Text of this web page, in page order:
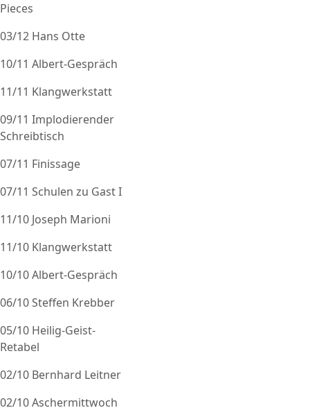
Pieces
03/12 Hans Otte
10/11 Albert-Gespräch
11/11 Klangwerkstatt
09/11 Implodierender
Schreibtisch
07/11 Finissage
07/11 Schulen zu Gast I
11/10 Joseph Marioni
11/10 Klangwerkstatt
10/10 Albert-Gespräch
06/10 Steffen Krebber
05/10 Heilig-Geist-
Retabel
02/10 Bernhard Leitner
02/10 Aschermittwoch